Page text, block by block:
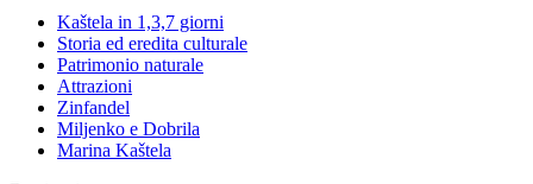
Kaštela in 1,3,7 giorni
Storia ed eredita culturale
Patrimonio naturale
Attrazioni
Zinfandel
Miljenko e Dobrila
Marina Kaštela